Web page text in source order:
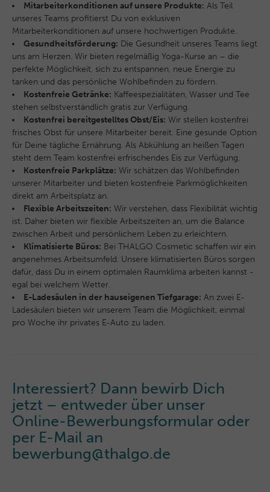
Mitarbeiterkonditionen auf unsere Produkte: Als Teil
unseres Teams profitierst Du von exklusiven
Mitarbeiterkonditionen auf unsere hochwertigen Produkte.
Gesundheitsförderung: Die Gesundheit unseres Teams liegt
uns am Herzen. Wir bieten regelmäßig Yoga-Kurse an – die
perfekte Möglichkeit, sich zu entspannen, neue Energie zu
tanken und das persönliche Wohlbefinden zu fördern.
Kostenfreie Getränke: Kaffeespezialitäten, Wasser und Tee
stehen selbstverständlich gratis zur Verfügung.
Kostenfrei bereitgestelltes Obst/Eis: Wir stellen kostenfrei
frisches Obst für unsere Mitarbeiter bereit. Eine gesunde Option
für Deine tägliche Ernährung. Als Abkühlung an heißen Tagen
steht dem Team kostenfrei erfrischendes Eis zur Verfügung.
Kostenfreie Parkplätze: Wir schätzen das Wohlbefinden
unserer Mitarbeiter und bieten kostenfreie Parkmöglichkeiten
direkt am Arbeitsplatz an.
Flexible Arbeitszeiten: Wir verstehen, dass Flexibilität wichtig
ist. Daher bieten wir flexible Arbeitszeiten an, um die Balance
zwischen Arbeit und persönlichem Leben zu erleichtern.
Klimatisierte Büros: Bei THALGO Cosmetic schaffen wir ein
angenehmes Arbeitsumfeld. Unsere klimatisierten Büros sorgen
dafür, dass Du in einem optimalen Raumklima arbeiten kannst -
egal bei welchem Wetter.
E-Ladesäulen in der hauseigenen Tiefgarage: An zwei E-
Ladesäulen bieten wir unserem Team die Möglichkeit, einmal
pro Woche ihr privates E-Auto zu laden.
Interessiert? Dann bewirb Dich
jetzt – entweder über unser
Online-Bewerbungsformular oder
per E-Mail an
bewerbung@thalgo.de